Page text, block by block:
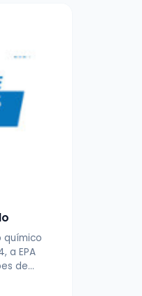
químico
a EPA
de…